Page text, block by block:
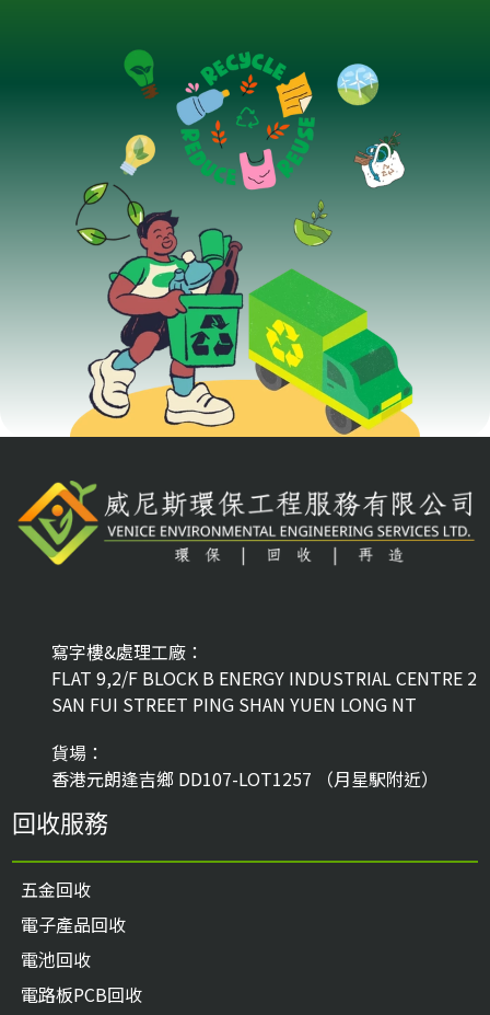
寫字樓&處理工廠：
FLAT 9,2/F BLOCK B ENERGY INDUSTRIAL CENTRE 2
SAN FUI STREET PING SHAN YUEN LONG NT
貨場：
香港元朗逢吉鄉 DD107-LOT1257 （月星駅附近）
回收服務
五金回收
電子產品回收
電池回收
電路板PCB回收